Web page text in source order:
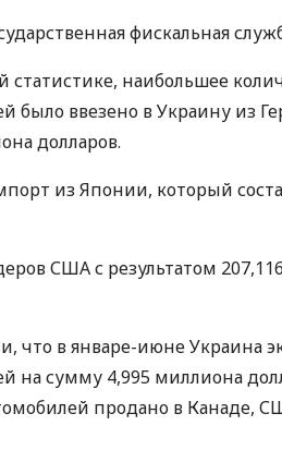
фискальная
статистике, наибольшее
было ввезено в Украину из
долларов.
из Японии, который
СШАс результатом
что в январе-июне Украина
на сумму 4,995 миллиона
продано в Канаде,